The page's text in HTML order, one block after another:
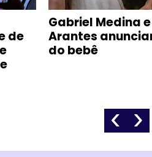
de
Gabriel Medina
Arantes
do bebê
‹ ›